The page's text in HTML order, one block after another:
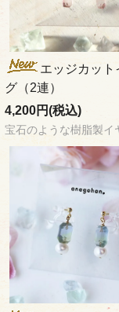
エッジカット
グ（2連）
4,200円(税込)
宝石のような樹脂製イ